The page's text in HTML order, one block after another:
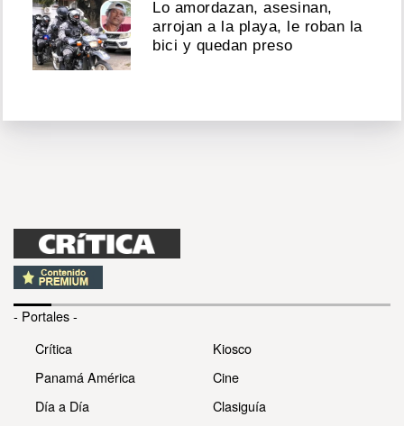
Lo amordazan, asesinan,
arrojan a la playa, le roban la
bici y quedan preso
- Portales -
Crítica
Panamá América
Día a Día
Kiosco
Cine
Clasiguía